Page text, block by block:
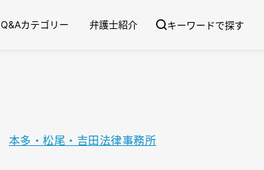
Q&Aカテゴリー 弁護士紹介 キーワードで探す
本多・松尾・吉田法律事務所